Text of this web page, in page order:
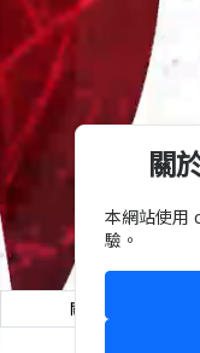
關
本網站使用
驗。
關於So-net